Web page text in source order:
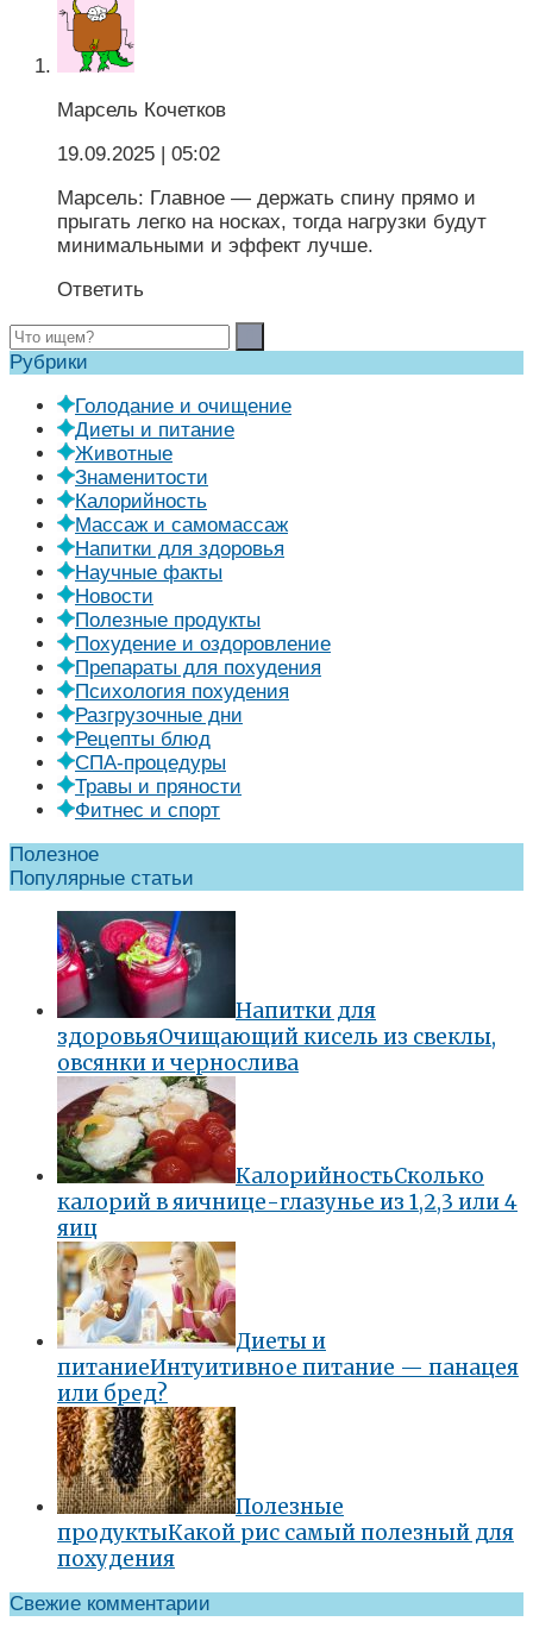
Марсель Кочетков
19.09.2025 | 05:02
Марсель: Главное — держать спину прямо и
прыгать легко на носках, тогда нагрузки будут
минимальными и эффект лучше.
Ответить
Рубрики
Голодание и очищение
Диеты и питание
Животные
Знаменитости
Калорийность
Массаж и самомассаж
Напитки для здоровья
Научные факты
Новости
Полезные продукты
Похудение и оздоровление
Препараты для похудения
Психология похудения
Разгрузочные дни
Рецепты блюд
СПА-процедуры
Травы и пряности
Фитнес и спорт
Полезное
Популярные статьи
Напитки для
здоровьяОчищающий кисель из свеклы,
овсянки и чернослива
КалорийностьСколько
калорий в яичнице-глазунье из 1,2,3 или 4
яиц
Диеты и
питаниеИнтуитивное питание — панацея
или бред?
Полезные
продуктыКакой рис самый полезный для
похудения
Свежие комментарии